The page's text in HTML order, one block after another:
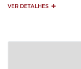
VER DETALHES +